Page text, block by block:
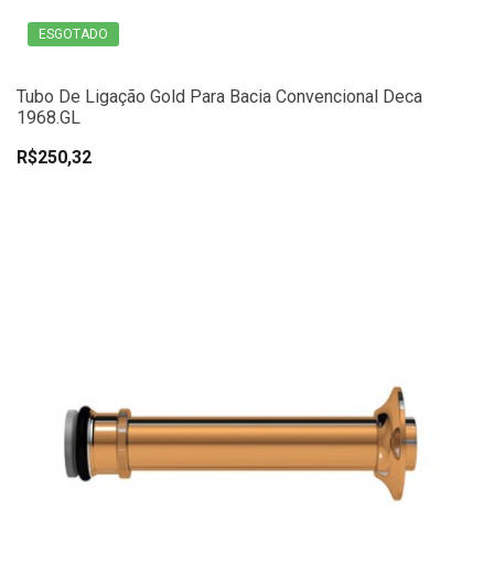
ESGOTADO
Tubo De Ligação Gold Para Bacia Convencional Deca
1968.GL
R$250,32